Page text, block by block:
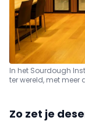
In het Sourdough
ter wereld, met meer
Zo zet je